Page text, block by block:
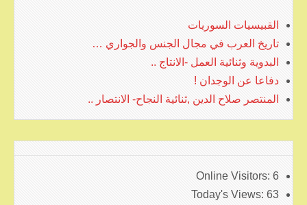
القبيسيات السوريات
تاريخ العرب في مجال الجنس والجواري …
البدوية وثنائية العمل -الانتاج ..
دفاعا عن الوجدان !
المنتصر صلاح الدين ,ثنائية النجاح- الانتصار ..
Online Visitors: 6
Today's Views: 63